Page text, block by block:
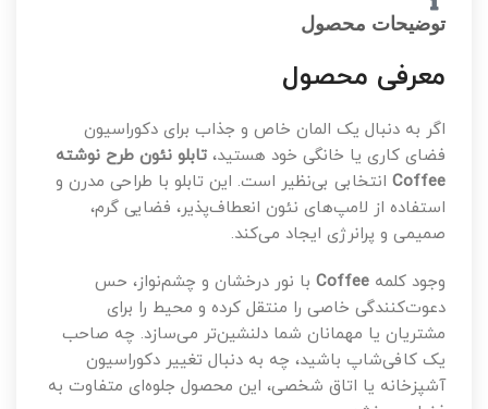
توضیحات محصول
معرفی محصول
اگر به دنبال یک المان خاص و جذاب برای دکوراسیون
فضای کاری یا خانگی خود هستید، تابلو نئون طرح نوشته
Coffee انتخابی بی‌نظیر است. این تابلو با طراحی مدرن و
استفاده از لامپ‌های نئون انعطاف‌پذیر، فضایی گرم،
صمیمی و پرانرژی ایجاد می‌کند.
وجود کلمه Coffee با نور درخشان و چشم‌نواز، حس
دعوت‌کنندگی خاصی را منتقل کرده و محیط را برای
مشتریان یا مهمانان شما دلنشین‌تر می‌سازد. چه صاحب
یک کافی‌شاپ باشید، چه به دنبال تغییر دکوراسیون
آشپزخانه یا اتاق شخصی، این محصول جلوه‌ای متفاوت به